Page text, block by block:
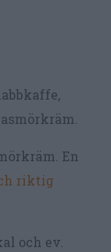
En
riktig
och ev.